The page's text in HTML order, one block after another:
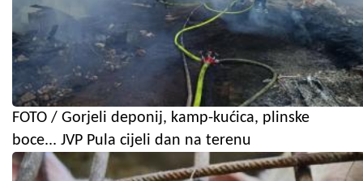
FOTO / Gorjeli deponij, kamp-kućica, plinske
boce... JVP Pula cijeli dan na terenu